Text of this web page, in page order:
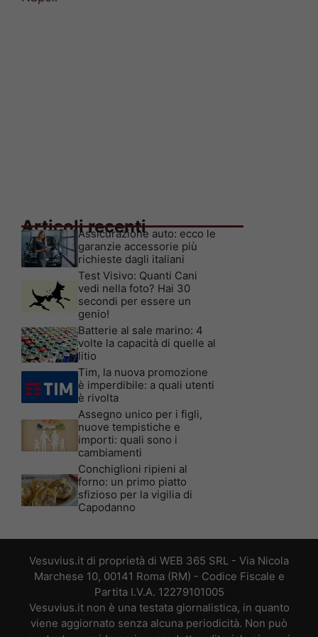
Articoli recenti
Assicurazione auto: ecco le
garanzie accessorie più
richieste dagli italiani
Test Visivo: Quanti Cani
vedi nella foto? Hai 30
secondi per essere un
genio!
Batterie al sale marino: 4
volte la capacità di quelle al
litio
Tim, la nuova promozione
è imperdibile: a quali utenti
è rivolta
Assegno unico per i figli,
nuove tempistiche e
importi: quali sono i
cambiamenti
Conchiglioni ripieni al
forno: un primo piatto
sfizioso per la vigilia di
Capodanno
Vesuvius.it di proprietà di WEB 365 SRL - Via Nicola
Marchese 10, 00141 Roma (RM) - Codice Fiscale e
Partita I.V.A. 12279101005
Vesuvius.it non è una testata giornalistica, in quanto
viene aggiornato senza alcuna periodicità. Non può